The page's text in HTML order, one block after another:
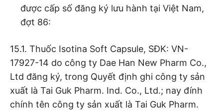
được cấp số đăng ký lưu hành tại Việt Nam,
đợt 86:
15.1. Thuốc Isotina Soft Capsule, SĐK: VN-
17927-14 do công ty Dae Han New Pharm Co.,
Ltd đăng ký, trong Quyết định ghi công ty sản
xuất là Tai Guk Pharm. Ind. Co., Ltd.; nay đính
chính tên công ty sản xuất là Tai Guk Pharm.